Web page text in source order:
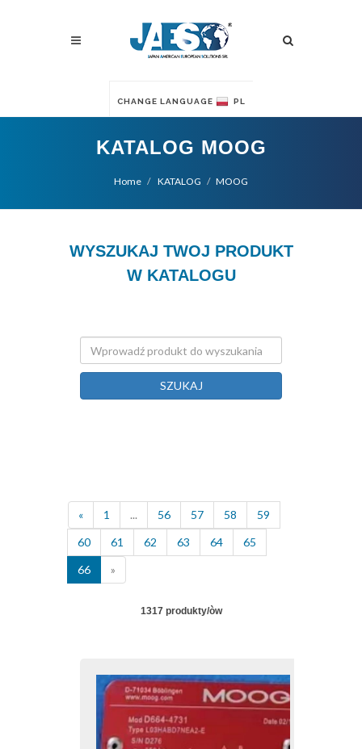
CHANGE LANGUAGE PL
KATALOG MOOG
Home KATALOG MOOG
WYSZUKAJ TWOJ PRODUKT
W KATALOGU
SZUKAJ
« 1 ... 56 57 58
59
60
61 62 63 64
65
66
»
1317 produkty/òw